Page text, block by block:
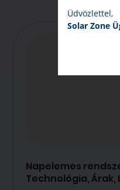
Napelemes
Technológia,
Üdvözlettel,
Solar Zone